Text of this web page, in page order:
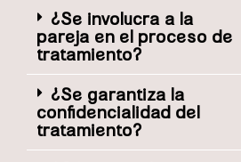
¿Se involucra a la
pareja en el proceso de
tratamiento?
¿Se garantiza la
confidencialidad del
tratamiento?